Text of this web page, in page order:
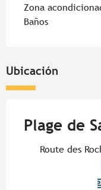
Zona
Baños
Ubicación
Plage de
Route des